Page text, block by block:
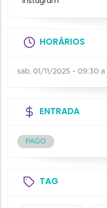
HORÁRIOS
sab, 01/11/2025 - 09:30 a
ENTRADA
PAGO
TAG